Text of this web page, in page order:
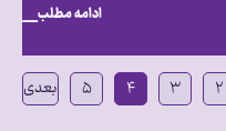
ادامه مطلب
۲ ۳ ۴ ۵ بعدی